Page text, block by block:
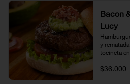
Bacon
Lucy
y
tocineta
$36.000